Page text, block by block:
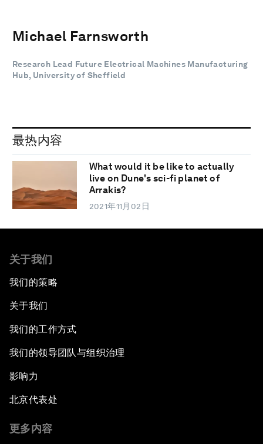
Michael Farnsworth
Research Lead Future Electrical Machines Manufacturing
Hub, University of Sheffield
最热内容
What would it be like to actually
live on Dune's sci-fi planet of
Arrakis?
2021年11月02日
关于我们
我们的策略
关于我们
我们的工作方式
我们的领导团队与组织治理
影响力
北京代表处
更多内容